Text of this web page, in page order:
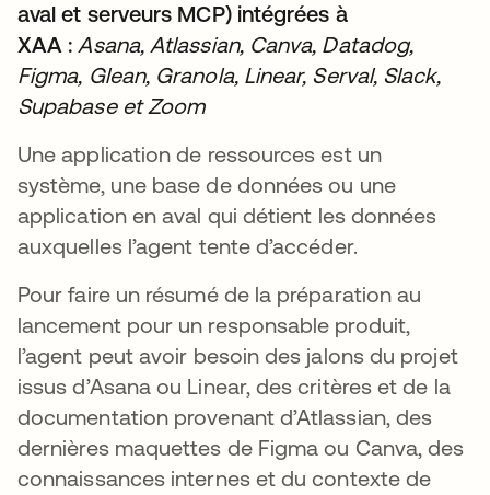
aval et serveurs MCP) intégrées à
XAA : Asana, Atlassian, Canva, Datadog,
Figma, Glean, Granola, Linear, Serval, Slack,
Supabase et Zoom
Une application de ressources est un
système, une base de données ou une
application en aval qui détient les données
auxquelles l’agent tente d’accéder.
Pour faire un résumé de la préparation au
lancement pour un responsable produit,
l’agent peut avoir besoin des jalons du projet
issus d’Asana ou Linear, des critères et de la
documentation provenant d’Atlassian, des
dernières maquettes de Figma ou Canva, des
connaissances internes et du contexte de